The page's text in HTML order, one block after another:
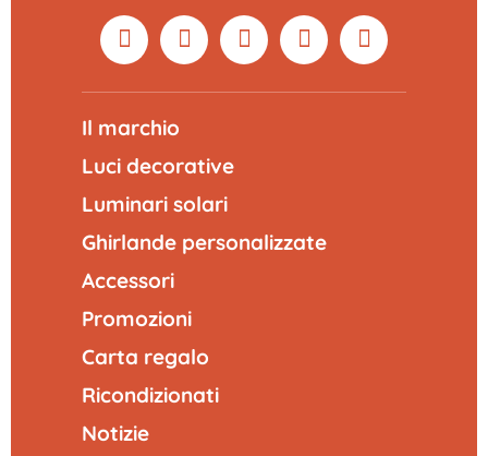
Il marchio
Luci decorative
Luminari solari
Ghirlande personalizzate
Accessori
Promozioni
Carta regalo
Ricondizionati
Notizie